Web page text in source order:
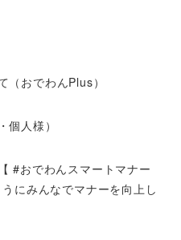
（おでわんPlus）
人様）
#おでわんスマートマナー
にみんなでマナーを向上し